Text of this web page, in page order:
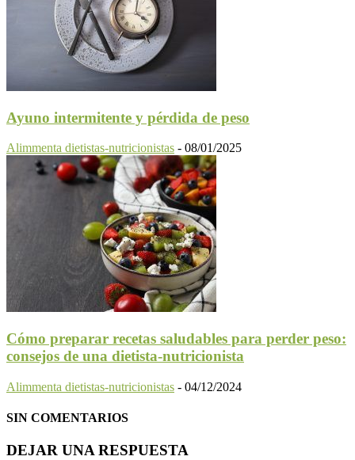
Ayuno intermitente y pérdida de peso
Alimmenta dietistas-nutricionistas - 08/01/2025
Cómo preparar recetas saludables para perder peso:
consejos de una dietista-nutricionista
Alimmenta dietistas-nutricionistas - 04/12/2024
SIN COMENTARIOS
DEJAR UNA RESPUESTA